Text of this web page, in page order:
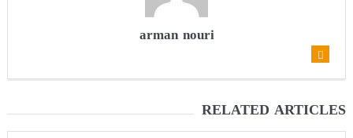
arman nouri
RELATED ARTICLES